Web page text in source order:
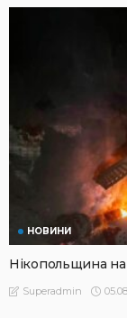
НОВИНИ
Нікопольщина
Superadmin